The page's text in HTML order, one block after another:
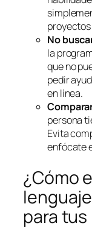
No
la
que no
pedir
en línea.
persona
Evita
enfócate
¿Cómo
para